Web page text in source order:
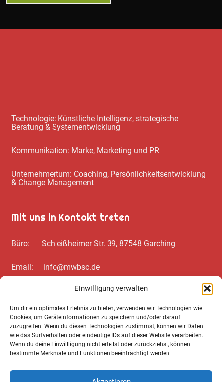
Einwilligung verwalten
Um dir ein optimales Erlebnis zu bieten, verwenden wir Technologien wie
Cookies, um Geräteinformationen zu speichern und/oder darauf
zuzugreifen. Wenn du diesen Technologien zustimmst, können wir Daten
wie das Surfverhalten oder eindeutige IDs auf dieser Website verarbeiten.
Wenn du deine Einwillligung nicht erteilst oder zurückziehst, können
bestimmte Merkmale und Funktionen beeinträchtigt werden.
Technologie: Künstliche Intelligenz, strategische
Beratung & Systementwicklung
Kommunikation: Marke, Marketing und PR
Unternehmertum: Coaching, Persönlichkeitsentwicklung
& Change Management
Mit uns in Kontakt treten
Büro: Schleißheimer Str. 39, 87548 Garching
Email: info@mwbsc.de
Telefon: +49 89 / 20 00 35 62
Wichtiges zum Schluss
Cookie Notice